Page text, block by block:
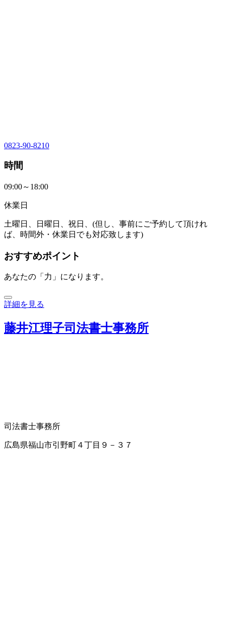
0823-90-8210
時間
09:00～18:00
休業日
土曜日、日曜日、祝日、(但し、事前にご予約して頂けれ
ば、時間外・休業日でも対応致します)
おすすめポイント
あなたの「力」になります。
詳細を見る
藤井江理子司法書士事務所
司法書士事務所
広島県福山市引野町４丁目９－３７